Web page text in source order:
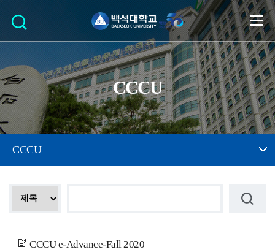
CCCU
CCCU
CCCU e-Advance-Fall 2020